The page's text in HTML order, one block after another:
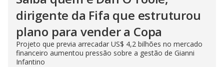
dirigente da Fifa que estruturou
plano para vender a Copa
Projeto que previa arrecadar US$ 4,2 bilhões no mercado
financeiro aumentou pressão sobre a gestão de Gianni
Infantino